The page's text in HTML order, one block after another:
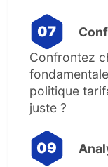
Confrontez
politique
juste ?